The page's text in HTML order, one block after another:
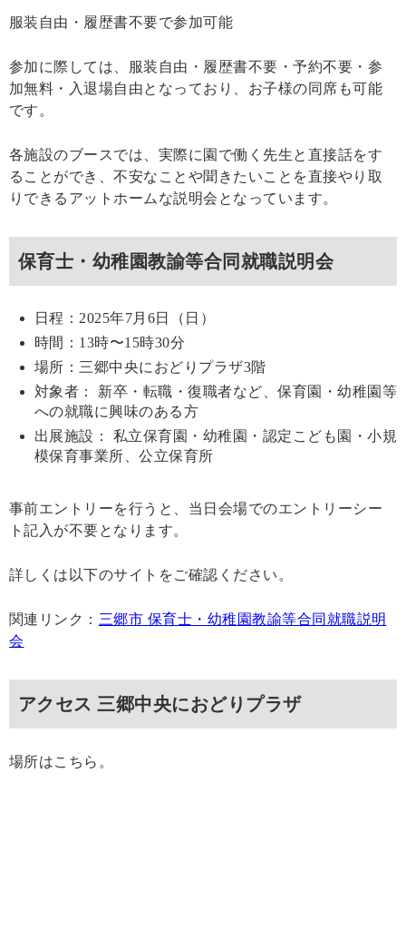
服装自由・履歴書不要で参加可能
参加に際しては、服装自由・履歴書不要・予約不要・参
加無料・入退場自由となっており、お子様の同席も可能
です。
各施設のブースでは、実際に園で働く先生と直接話をす
ることができ、不安なことや聞きたいことを直接やり取
りできるアットホームな説明会となっています。
保育士・幼稚園教諭等合同就職説明会
日程：2025年7月6日（日）
時間：13時〜15時30分
場所：三郷中央におどりプラザ3階
対象者： 新卒・転職・復職者など、保育園・幼稚園等
への就職に興味のある方
出展施設： 私立保育園・幼稚園・認定こども園・小規
模保育事業所、公立保育所
事前エントリーを行うと、当日会場でのエントリーシー
ト記入が不要となります。
詳しくは以下のサイトをご確認ください。
関連リンク： 三郷市 保育士・幼稚園教諭等合同就職説明
会
アクセス 三郷中央におどりプラザ
場所はこちら。